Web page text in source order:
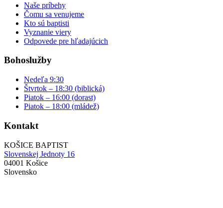
Naše príbehy
Čomu sa venujeme
Kto sú baptisti
Vyznanie viery
Odpovede pre hľadajúcich
Bohoslužby
Nedeľa 9:30
Štvrtok – 18:30 (biblická)
Piatok – 16:00 (dorast)
Piatok – 18:00 (mládež)
Kontakt
KOŠICE BAPTIST
Slovenskej Jednoty 16
04001 Košice
Slovensko